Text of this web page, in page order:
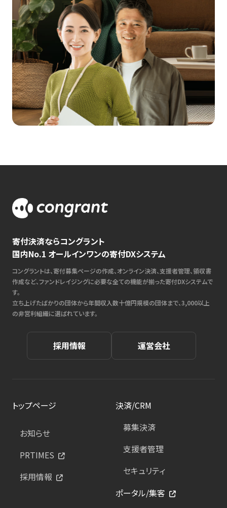
寄付決済ならコングラント
国内No.1 オールインワンの寄付DXシステム
コングラントは、寄付募集ページの作成、オンライン決済、支援者管理、領収書
作成など、ファンドレイジングに必要な全ての機能が揃った寄付DXシステムで
す。
立ち上げたばかりの団体から年間収入数十億円規模の団体まで、3,000以上
の非営利組織に選ばれています。
採用情報 運営会社
トップページ
お知らせ
PRTIMES
採用情報
決済/CRM
募集決済
支援者管理
セキュリティ
ポータル/集客